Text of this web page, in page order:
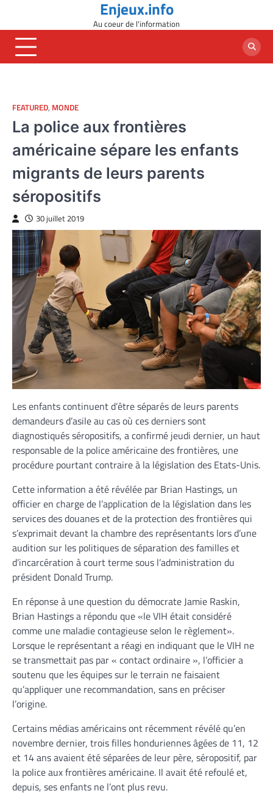
content
Enjeux.info
Au coeur de l'information
FEATURED, MONDE
La police aux frontières
américaine sépare les enfants
migrants de leurs parents
séropositifs
30 juillet 2019
Les enfants continuent d’être séparés de leurs parents
demandeurs d’asile au cas où ces derniers sont
diagnostiqués séropositifs, a confirmé jeudi dernier, un haut
responsable de la police américaine des frontières, une
procédure pourtant contraire à la législation des Etats-Unis.
Cette information a été révélée par Brian Hastings, un
officier en charge de l’application de la législation dans les
services des douanes et de la protection des frontières qui
s’exprimait devant la chambre des représentants lors d’une
audition sur les politiques de séparation des familles et
d’incarcération à court terme sous l’administration du
président Donald Trump.
En réponse à une question du démocrate Jamie Raskin,
Brian Hastings a répondu que «le VIH était considéré
comme une maladie contagieuse selon le règlement».
Lorsque le représentant a réagi en indiquant que le VIH ne
se transmettait pas par « contact ordinaire », l’officier a
soutenu que les équipes sur le terrain ne faisaient
qu’appliquer une recommandation, sans en préciser
l’origine.
Certains médias américains ont récemment révélé qu’en
novembre dernier, trois filles honduriennes âgées de 11, 12
et 14 ans avaient été séparées de leur père, séropositif, par
la police aux frontières américaine. Il avait été refoulé et,
depuis, ses enfants ne l’ont plus revu.